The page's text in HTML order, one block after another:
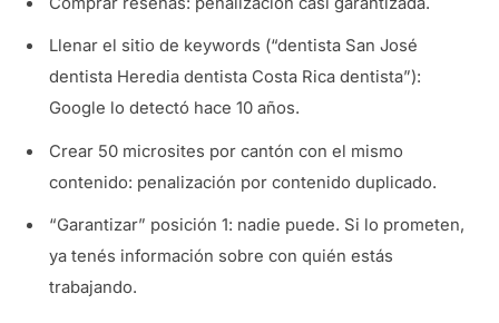
Llenar el sitio de keywords (“dentista San José
dentista Heredia dentista Costa Rica dentista”):
Google lo detectó hace 10 años.
Crear 50 microsites por cantón con el mismo
contenido: penalización por contenido duplicado.
“Garantizar” posición 1: nadie puede. Si lo prometen,
ya tenés información sobre con quién estás
trabajando.